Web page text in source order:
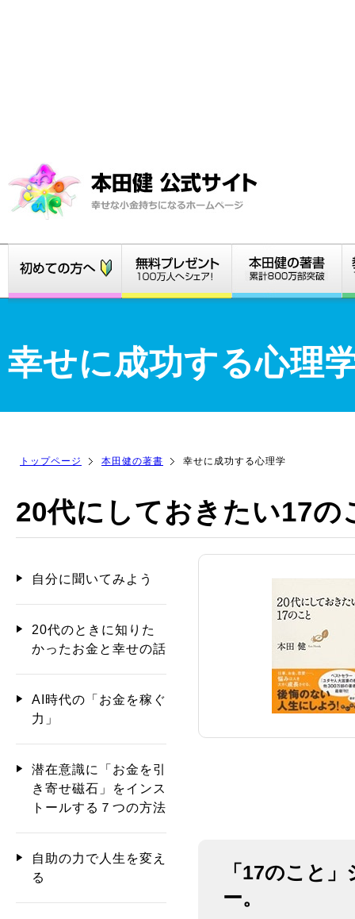
幸せに成功する心理
トップページ 本田健の著書 幸せに成功する心理学
20代にしておきたい17の
「17のこと
ー。
自分に聞いてみよう
20代のときに知りた
かったお金と幸せの話
AI時代の「お金を稼ぐ
力」
潜在意識に「お金を引
き寄せ磁石」をインス
トールする７つの方法
自助の力で人生を変え
る